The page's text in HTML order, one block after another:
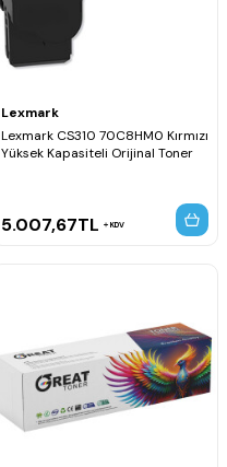
Lexmark
Lexmark CS310 70C8HM0 Kırmızı
Yüksek Kapasiteli Orijinal Toner
5.007,67TL KDV